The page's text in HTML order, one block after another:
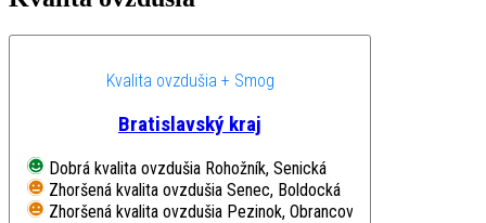
Kvalita ovzdušia + Smog
Bratislavský kraj
Dobrá kvalita ovzdušia Rohožník, Senická
Zhoršená kvalita ovzdušia Senec, Boldocká
Zhoršená kvalita ovzdušia Pezinok, Obrancov mieru